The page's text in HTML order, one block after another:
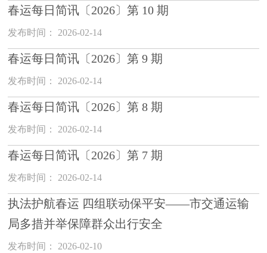
春运每日简讯〔2026〕第 10 期
发布时间： 2026-02-14
春运每日简讯〔2026〕第 9 期
发布时间： 2026-02-14
春运每日简讯〔2026〕第 8 期
发布时间： 2026-02-14
春运每日简讯〔2026〕第 7 期
发布时间： 2026-02-14
执法护航春运 四组联动保平安——市交通运输
局多措并举保障群众出行安全
发布时间： 2026-02-10